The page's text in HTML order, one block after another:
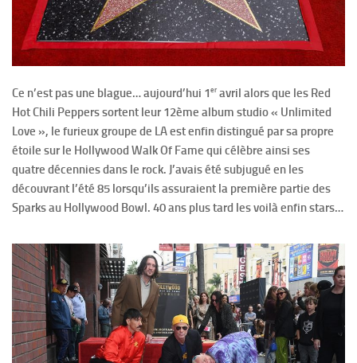
Ce n’est pas une blague… aujourd’hui 1er avril alors que les Red
Hot Chili Peppers sortent leur 12ème album studio « Unlimited
Love », le furieux groupe de LA est enfin distingué par sa propre
étoile sur le Hollywood Walk Of Fame qui célèbre ainsi ses
quatre décennies dans le rock. J’avais été subjugué en les
découvrant l’été 85 lorsqu’ils assuraient la première partie des
Sparks au Hollywood Bowl. 40 ans plus tard les voilà enfin stars…